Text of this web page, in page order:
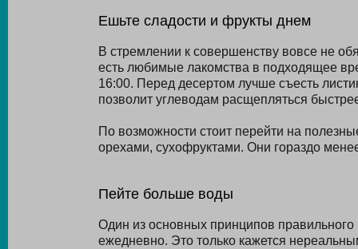
Ешьте сладости и фрукты днем
В стремлении к совершенству вовсе не
есть любимые лакомства в подходящее
16:00. Перед десертом лучше съесть
позволит углеводам расщепляться
По возможности стоит перейти на
орехами, сухофруктами. Они гораздо
Пейте больше воды
Один из основных принципов
ежедневно. Это только кажется